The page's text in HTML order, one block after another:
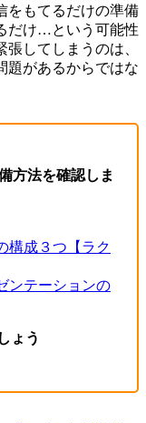
を もてるだけの準備
だけ…という可能性
張してしまうのは、
題があるからではな
方法を確認しま
構成３つ【ラク
ンテーションの
ょう